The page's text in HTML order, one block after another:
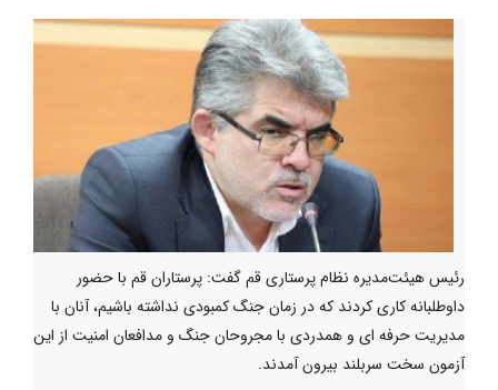
رئیس‌ هیئت‌مدیره نظام پرستاری قم گفت: پرستاران قم با حضور
داوطلبانه کاری کردند که در زمان جنگ کمبودی نداشته باشیم، آنان با
مدیریت حرفه ای و همدردی با مجروحان جنگ و مدافعان امنیت از این
آزمون سخت سربلند بیرون آمدند.